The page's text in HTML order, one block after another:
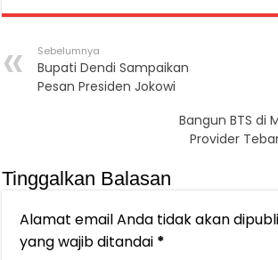
Sebelumnya
Bupati Dendi Sampaikan
Pesan Presiden Jokowi
Bangun BTS di
Provider
Tinggalkan Balasan
Alamat email Anda tidak akan
yang wajib ditandai *